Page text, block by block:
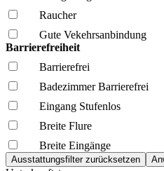
Raucher
Gute Vekehrsanbindung
Barrierefreiheit
Barrierefrei
Badezimmer Barrierefrei
Eingang Stufenlos
Breite Flure
Breite Eingänge